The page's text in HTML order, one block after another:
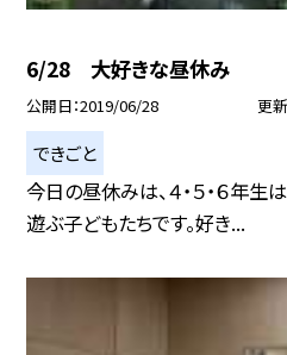
6/28 大好きな昼休み
公開日 2019/06/28 更
できごと
今日の昼休みは、４・５・６年
遊ぶ子どもたちです。好き...